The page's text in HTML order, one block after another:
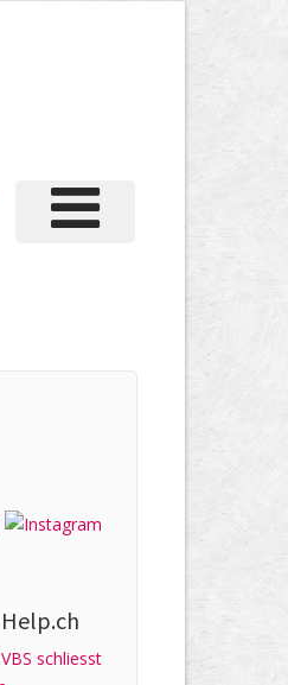
schliesst